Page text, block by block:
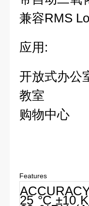
兼容RMS
应用:
开放式办公
教室
购物中心
Features
25 °C ±10